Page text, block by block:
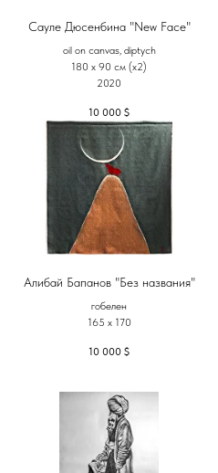
Сауле Дюсенбина "New Face"
oil on canvas, diptych
180 x 90 см (х2)
2020
10 000 $
Алибай Бапанов "Без названия"
гобелен
165 x 170
10 000 $